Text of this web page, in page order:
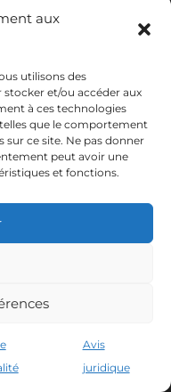
aux
utilisons des
et/ou accéder aux
à ces technologies
que le comportement
ce site. Ne pas donner
peut avoir une
et fonctions.
Avis
juridique
déjà en
et recevez
les secrets de